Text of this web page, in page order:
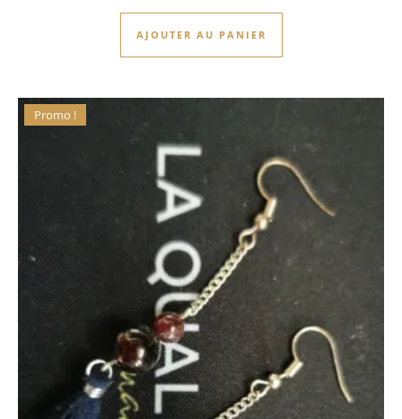
AJOUTER AU PANIER
Promo !